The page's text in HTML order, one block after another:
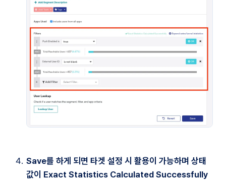
Save를 하게 되면 타겟 설정 시 활용이 가능하며 상태
값이 Exact Statistics Calculated Successfully